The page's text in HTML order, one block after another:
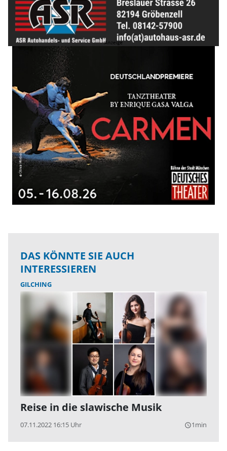
DAS KÖNNTE SIE AUCH
INTERESSIEREN
GILCHING
Reise in die slawische Musik
07.11.2022 16:15 Uhr query_builder1min